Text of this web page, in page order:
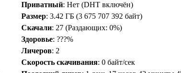
Приватный: Нет (DHT включён)
Размер: 3.42 ГБ (3 675 707 392 байт)
Скачали: 27 (Раздающих: 0%)
Здоровье: ???%
Личеров: 2
Скорость скачивания: 0 байт/сек